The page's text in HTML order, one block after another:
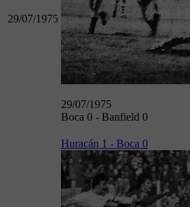
29/07/1975
29/07/1975
Boca 0 - Banfield 0
Huracán 1 - Boca 0